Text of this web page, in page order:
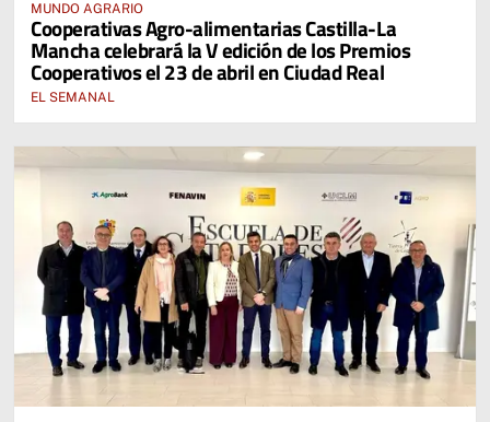
MUNDO AGRARIO
Cooperativas Agro-alimentarias Castilla-La
Mancha celebrará la V edición de los Premios
Cooperativos el 23 de abril en Ciudad Real
EL SEMANAL